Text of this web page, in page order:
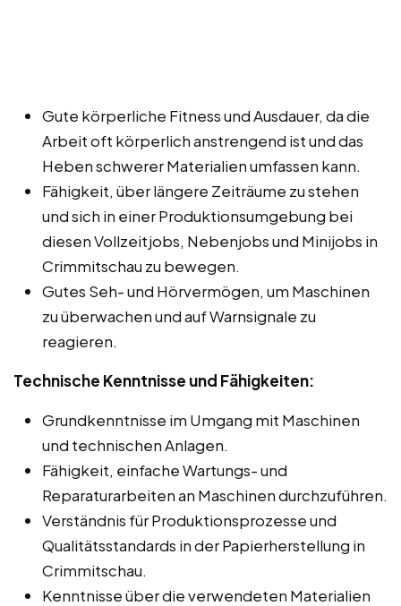
Gute körperliche Fitness und Ausdauer, da die
Arbeit oft körperlich anstrengend ist und das
Heben schwerer Materialien umfassen kann.
Fähigkeit, über längere Zeiträume zu stehen
und sich in einer Produktionsumgebung bei
diesen Vollzeitjobs, Nebenjobs und Minijobs in
Crimmitschau zu bewegen.
Gutes Seh- und Hörvermögen, um Maschinen
zu überwachen und auf Warnsignale zu
reagieren.
Technische Kenntnisse und Fähigkeiten:
Grundkenntnisse im Umgang mit Maschinen
und technischen Anlagen.
Fähigkeit, einfache Wartungs- und
Reparaturarbeiten an Maschinen durchzuführen.
Verständnis für Produktionsprozesse und
Qualitätsstandards in der Papierherstellung in
Crimmitschau.
Kenntnisse über die verwendeten Materialien